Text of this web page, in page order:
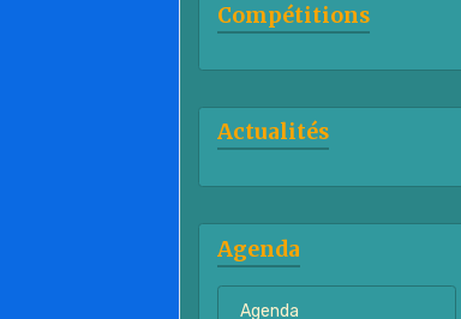
Compétitions
Actualités
Agenda
Agenda